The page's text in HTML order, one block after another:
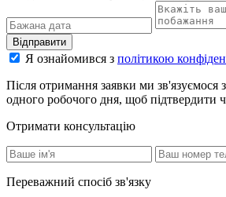
Відправити
Я ознайомився з політикою
Після отримання заявки ми зв'язуємося
одного робочого дня, щоб підтвердити
Отримати консультацію
Переважний спосіб зв'язку